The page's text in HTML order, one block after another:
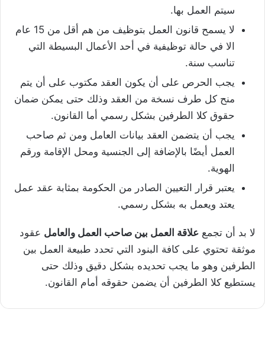
سيتم العمل بها.
لا يسمح قانون العمل بتوظيف من هم أقل من 15 عام
الا في حالة توظيفية في أحد الأعمال البسيطة التي
تناسب سنة.
يجب الحرص على أن يكون العقد مكتوب على أن يتم
منح كل طرف نسخة من العقد وذلك حتى يمكن ضمان
حقوق كلا الطرفين بشكل رسمي أما القانون.
يجب أن يتضمن العقد بيانات العامل ومن ثم صاحب
العمل أيضًا بالإضافة إلى الجنسية ومحل الإقامة ورقم
الهوية.
يعتبر قرار التعيين الصادر من الحكومة بمثابة عقد عمل
يعتد ويعمل به بشكل رسمي.
لا بد أن تجمع علاقة العمل بين صاحب العمل والعامل عقود
موثقة تحتوي على كافة البنود التي تحدد طبيعة العمل بين
الطرفين وهو ما يجب تحديده بشكل دقيق وذلك حتى
يستطيع كلا الطرفين أن يضمن حقوقه أمام القانون.